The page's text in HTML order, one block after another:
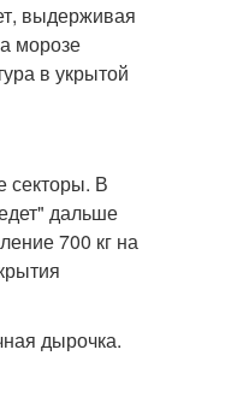
выдерживая
морозе
в укрытой
секторы. В
дальше
700 кг на
дырочка.